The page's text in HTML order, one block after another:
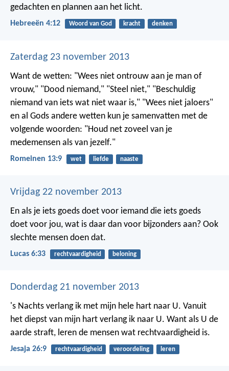
gedachten en plannen aan het licht.
Hebreeën 4:12 Woord van God kracht denken
Zaterdag 23 november 2013
Want de wetten: "Wees niet ontrouw aan je man of
vrouw," "Dood niemand," "Steel niet," "Beschuldig
niemand van iets wat niet waar is," "Wees niet jaloers"
en al Gods andere wetten kun je samenvatten met de
volgende woorden: "Houd net zoveel van je
medemensen als van jezelf."
Romeinen 13:9 wet liefde naaste
Vrijdag 22 november 2013
En als je iets goeds doet voor iemand die iets goeds
doet voor jou, wat is daar dan voor bijzonders aan? Ook
slechte mensen doen dat.
Lucas 6:33 rechtvaardigheid beloning
Donderdag 21 november 2013
's Nachts verlang ik met mijn hele hart naar U. Vanuit
het diepst van mijn hart verlang ik naar U. Want als U de
aarde straft, leren de mensen wat rechtvaardigheid is.
Jesaja 26:9 rechtvaardigheid veroordeling leren